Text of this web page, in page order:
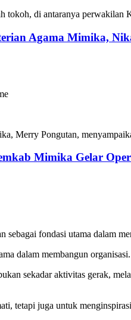
tokoh, di antaranya
Agama Mimika,
Merry Pongutan,
Mimika Gelar
sebagai fondasi utama dalam
dalam membangun
sekadar aktivitas gerak,
tetapi juga untuk